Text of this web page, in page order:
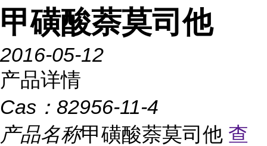
甲磺酸萘莫司他
2016-05-12
产品详情
Cas： 82956-11-4
产品名称甲磺酸萘莫司他 查